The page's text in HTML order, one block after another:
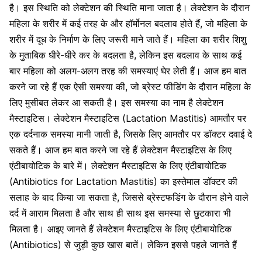
है। इस स्थिति को लेक्टेशन की स्थिति माना जाता है। लेक्टेशन के दौरान
महिला के शरीर में कई तरह के और हॉर्मोनल बदलाव होते हैं, जो महिला के
शरीर में दूध के निर्माण के लिए जरूरी माने जाते हैं। महिला का शरीर शिशु
के मुताबिक धीरे-धीरे कर के बदलता है, लेकिन इस बदलाव के साथ कई
बार महिला को अलग-अलग तरह की समस्याएं घेर लेती हैं। आज हम बात
करने जा रहे हैं एक ऐसी समस्या की, जो ब्रेस्ट फीडिंग के दौरान महिला के
लिए मुसीबत लेकर आ सकती है। इस समस्या का नाम है लेक्टेशन
मैस्टाइटिस। लेक्टेशन मैस्टाइटिस (Lactation Mastitis) आमतौर पर
एक दर्दनाक समस्या मानी जाती है, जिसके लिए आमतौर पर डॉक्टर दवाई दे
सकते हैं। आज हम बात करने जा रहे हैं लेक्टेशन मैस्टाइटिस के लिए
एंटीबायोटिक के बारे में। लेक्टेशन मैस्टाइटिस के लिए एंटीबायोटिक
(Antibiotics for Lactation Mastitis) का इस्तेमाल डॉक्टर की
सलाह के बाद किया जा सकता है, जिससे ब्रेस्टफडिंग के दौरान होने वाले
दर्द में आराम मिलता है और साथ ही साथ इस समस्या से छुटकारा भी
मिलता है। आइए जानते हैं लेक्टेशन मैस्टाइटिस के लिए एंटीबायोटिक
(Antibiotics) से जुड़ी कुछ खास बातें। लेकिन इससे पहले जानते हैं